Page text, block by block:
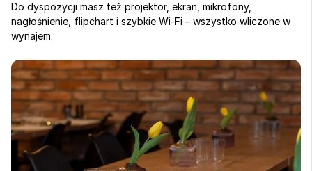
Do dyspozycji masz też projektor, ekran, mikrofony,
nagłośnienie, flipchart i szybkie Wi-Fi – wszystko wliczone w
wynajem.